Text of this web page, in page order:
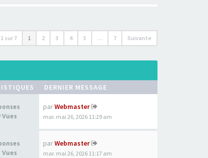
1 sur 7 1 2 3 4 5 … 7 Suivante
DERNIER MESSAGE
Vues
parWebmaster
mar. mai 26, 2026 11:29 am
Vues
parWebmaster
mar. mai 26, 2026 11:17 am